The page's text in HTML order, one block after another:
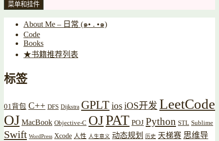
菜单和挂件
About Me – 日常 (๑• . •๑)
Code
Books
★书籍推荐列表
标签
01背包 C++ DFS Dijkstra GPLTiosiOS开发 LeetCode
OJ MacBook Objective-C OJPAT POJ Python STL Sublime
Swift WordPress Xcode 人性 人生意义 动态规划 历史 天梯赛 思维导